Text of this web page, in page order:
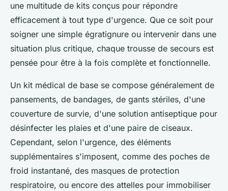
une multitude de kits conçus pour répondre
efficacement à tout type d'urgence. Que ce soit pour
soigner une simple égratignure ou intervenir dans une
situation plus critique, chaque trousse de secours est
pensée pour être à la fois complète et fonctionnelle.
Un kit médical de base se compose généralement de
pansements, de bandages, de gants stériles, d'une
couverture de survie, d'une solution antiseptique pour
désinfecter les plaies et d'une paire de ciseaux.
Cependant, selon l'urgence, des éléments
supplémentaires s'imposent, comme des poches de
froid instantané, des masques de protection
respiratoire, ou encore des attelles pour immobiliser